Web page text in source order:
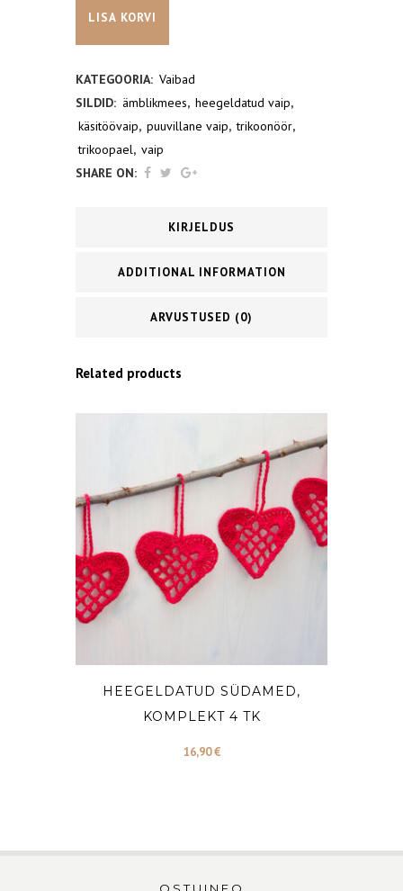
Ämblikmehe-
teemaline
vaip
quantity
LISA KORVI
KATEGOORIA: Vaibad
SILDID: ämblikmees, heegeldatud vaip,
käsitöövaip, puuvillane vaip, trikoonöör,
trikoopael, vaip
SHARE ON:
KIRJELDUS
ADDITIONAL INFORMATION
ARVUSTUSED (0)
Related products
HEEGELDATUD SÜDAMED,
KOMPLEKT 4 TK
16,90€
OSTUINFO